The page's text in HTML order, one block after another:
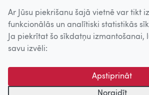
© 2026 Nacionālais Kino centrs, Kultūras
centrs. Sadarbības partneris: Latvijas Valsts
kinofotofonodokumentu arhīvs.
Ar Jūsu piekrišanu šajā vietnē var tikt
funkcionālās un analītiski statistikās
Ja piekrītat šo sīkdatņu izmantošanai,
savu izvēli:
Apstiprināt